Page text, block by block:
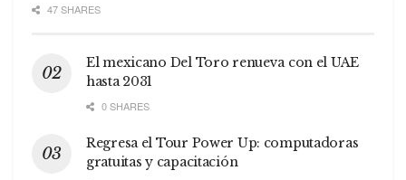
47 SHARES
El mexicano Del Toro renueva con el UAE
hasta 2031
0 SHARES
Regresa el Tour Power Up: computadoras
gratuitas y capacitación